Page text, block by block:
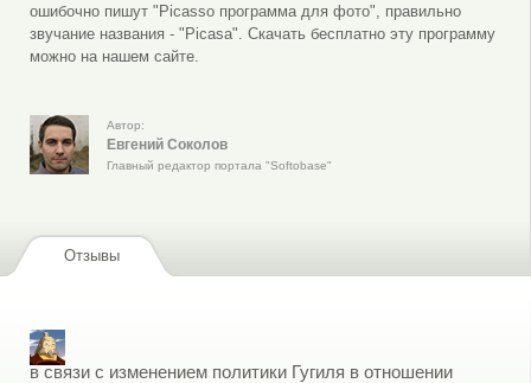
ошибочно пишут "Picasso программа для фото", правильно
звучание названия - "Picasa". Скачать бесплатно эту программу
можно на нашем сайте.
Автор:
Евгений Соколов
Главный редактор портала "Softobase"
Отзывы
в связи с изменением политики Гугиля в отношении